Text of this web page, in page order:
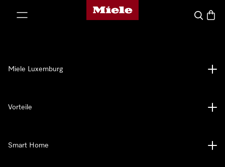
Miele-Homepage
Suche
Miele Luxemburg
Vorteile
Smart Home